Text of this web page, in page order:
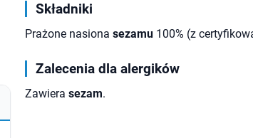
Składniki
Prażone nasiona sezamu 100% (z
Zalecenia dla alergików
Zawiera sezam.